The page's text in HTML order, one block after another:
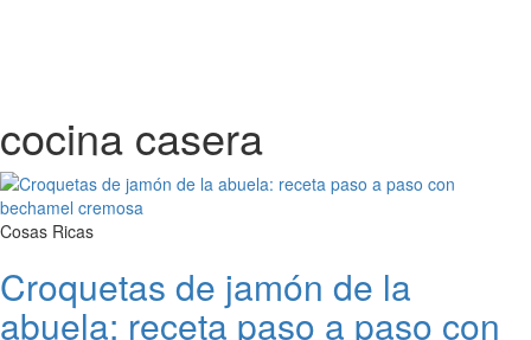
cocina casera
Cosas Ricas
Croquetas de jamón de la
abuela: receta paso a paso con